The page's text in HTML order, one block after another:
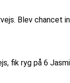
Blev
fik ryg på 6